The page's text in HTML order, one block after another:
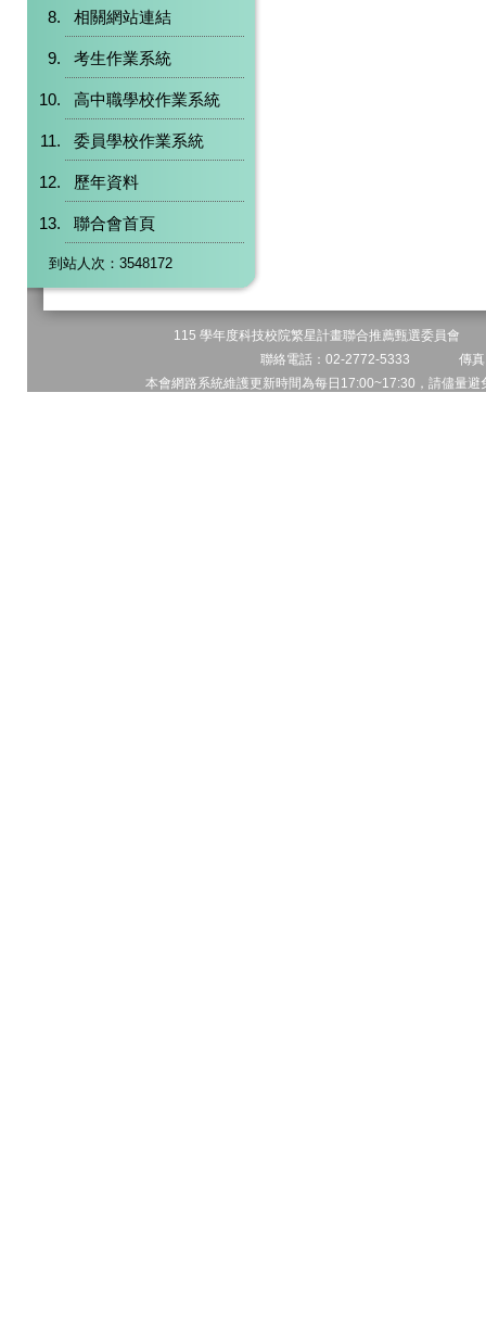
相關網站連結
考生作業系統
高中職學校作業系統
委員學校作業系統
歷年資料
聯合會首頁
到站人次：3548172
115 學年度科技校院繁星計畫聯合推薦甄選委員會
聯絡電話：02-2772-5333 傳
本會網路系統維護更新時間為每日17:00~17:30，請儘量